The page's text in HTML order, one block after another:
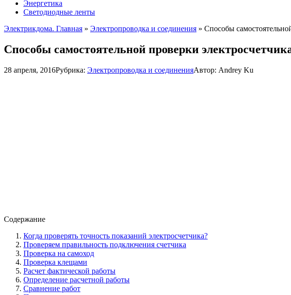
Энергетика
Светодиодные ленты
Электрикдома. Главная » Электропроводка и соединения » Способы
Способы самостоятельной проверки
28 апреля, 2016Рубрика: Электропроводка и соединенияАвтор: Andrey Ku
Содержание
Когда проверять точность показаний электросчетчика?
Проверяем правильность подключения счетчика
Проверка на самоход
Проверка клещами
Расчет фактической работы
Определение расчетной работы
Сравнение работ